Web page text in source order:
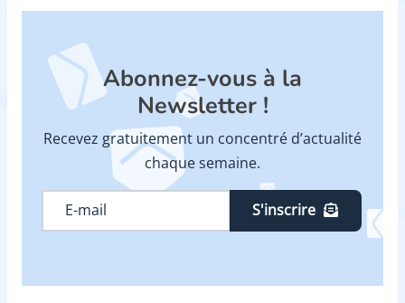
Abonnez-vous à la
Newsletter !
Recevez gratuitement un concentré d’actualité
chaque semaine.
S'inscrire